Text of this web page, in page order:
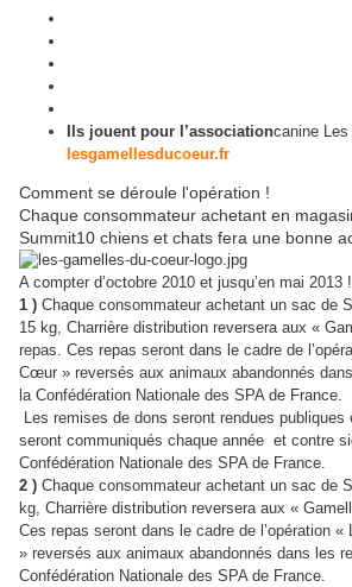
Ils jouent pour l’associationcanine
lesgamellesducoeur.fr
Comment se déroule l'opération !
Chaque consommateur achetant en
Summit10 chiens et chats fera une bonne
A compter d’octobre 2010 et jusqu’en mai 2013 !
1 ) Chaque consommateur achetant un sac de
15 kg, Charrière distribution reversera aux «
repas. Ces repas seront dans le cadre de
Cœur » reversés aux animaux abandonnés
la Confédération Nationale des SPA de France.
Les remises de dons seront rendues
seront communiqués chaque année et contre
Confédération Nationale des SPA de France.
2 ) Chaque consommateur achetant un sac de
kg, Charrière distribution reversera aux «
Ces repas seront dans le cadre de l’opération
» reversés aux animaux abandonnés dans les
Confédération Nationale des SPA de France.